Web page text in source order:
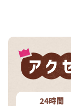
24時間